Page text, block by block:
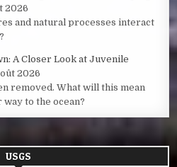
2026
and natural processes interact
A Closer Look at Juvenile
2026
removed. What will this mean
to the ocean?
USGS